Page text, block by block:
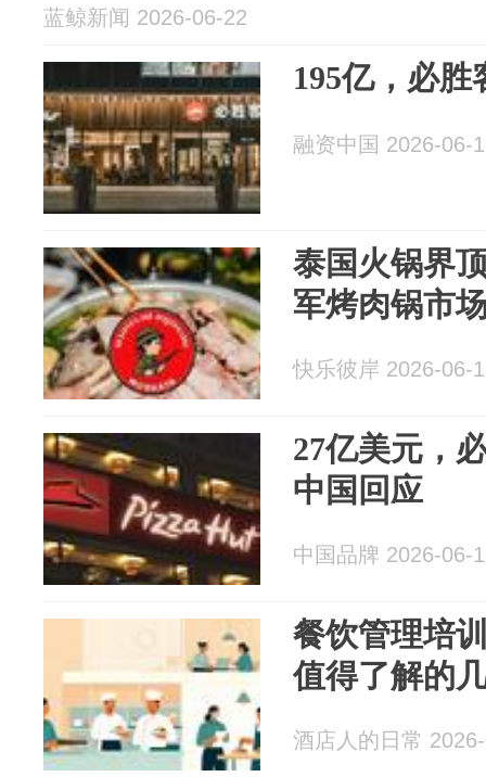
蓝鲸新闻 2026-06-22
195亿，必
融资中国 2026-06-
泰国火锅界
军烤肉锅市
快乐彼岸 2026-06-
27亿美元，
中国回应
中国品牌 2026-06-
餐饮管理培
值得了解的
酒店人的日常